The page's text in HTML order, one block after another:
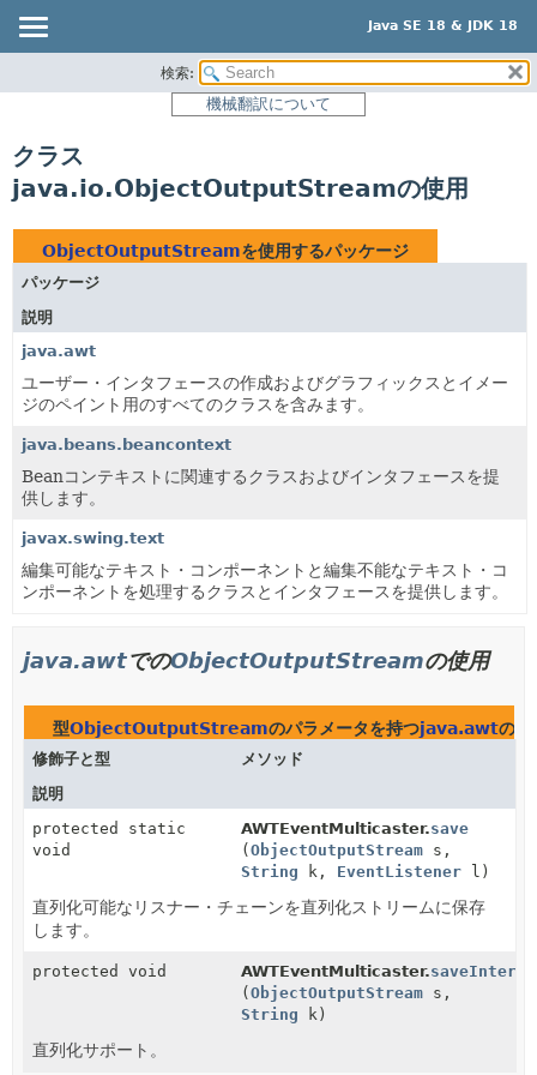
Java SE 18 & JDK 18
パッケージ
クラス
使用
ツリー
新規
非推奨
索引
ヘルプ
検索:
機械翻訳について
クラス
java.io.ObjectOutputStreamの使用
ObjectOutputStreamを使用するパッケージ
パッケージ
説明
java.awt
ユーザー・インタフェースの作成およびグラフィックスとイメー
ジのペイント用のすべてのクラスを含みます。
java.beans.beancontext
Beanコンテキストに関連するクラスおよびインタフェースを提
供します。
javax.swing.text
編集可能なテキスト・コンポーネントと編集不能なテキスト・コ
ンポーネントを処理するクラスとインタフェースを提供します。
java.awtでのObjectOutputStreamの使用
型ObjectOutputStreamのパラメータを持つjava.awtのメ
修飾子と型
メソッド
説明
protected static
void
AWTEventMulticaster.save
(ObjectOutputStream s,
String k, EventListener l)
直列化可能なリスナー・チェーンを直列化ストリームに保存
します。
protected void AWTEventMulticaster.
(ObjectOutputStream s,
String k)
直列化サポート。